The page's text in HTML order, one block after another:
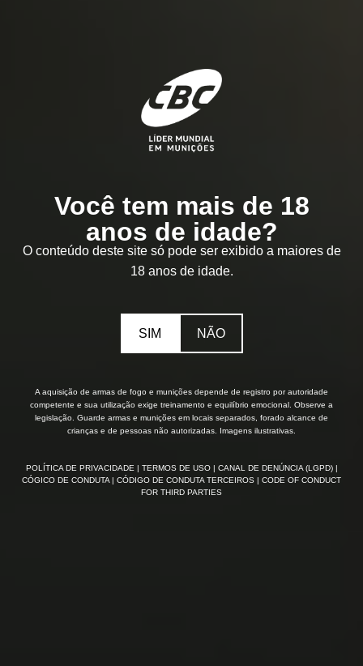
Você tem mais de 18
anos de idade?
O conteúdo deste site só pode ser exibido a maiores de
18 anos de idade.
SIM NÃO
A aquisição de armas de fogo e munições depende de registro por autoridade
competente e sua utilização exige treinamento e equilíbrio emocional. Observe a
legislação. Guarde armas e munições em locais separados, forado alcance de
crianças e de pessoas não autorizadas. Imagens ilustrativas.
POLÍTICA DE PRIVACIDADE | TERMOS DE USO | CANAL DE DENÚNCIA (LGPD) |
CÓGICO DE CONDUTA | CÓDIGO DE CONDUTA TERCEIROS | CODE OF CONDUCT
FOR THIRD PARTIES